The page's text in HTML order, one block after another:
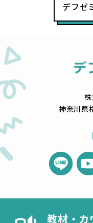
デフゼ
神奈川県
教材・カ